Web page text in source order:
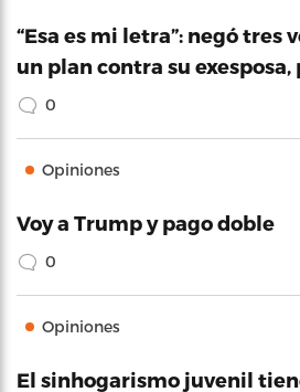
“Esa es mi letra”: negó tres
un plan contra su exesposa,
0
Opiniones
Voy a Trump y pago doble
0
Opiniones
El sinhogarismo juvenil